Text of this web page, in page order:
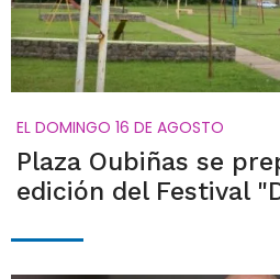
EL DOMINGO 16 DE AGOSTO
Plaza Oubiñas se
edición del Festival